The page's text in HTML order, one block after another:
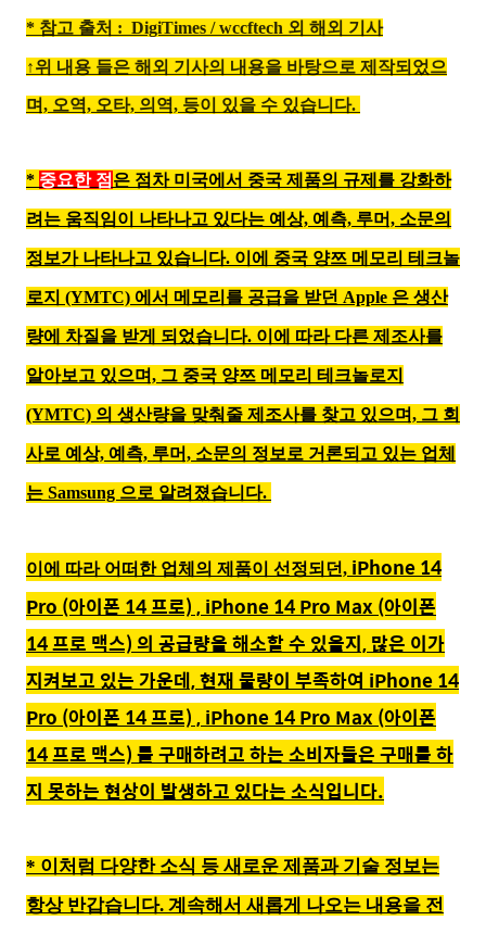
* 참고 출처 : DigiTimes / wccftech 외 해외 기사
↑위 내용 들은 해외 기사의 내용을 바탕으로 제작되었으
며, 오역, 오타, 의역, 등이 있을 수 있습니다.
* 중요한 점 은 점차 미국에서 중국 제품의 규제를 강화하
려는 움직임이 나타나고 있다는 예상, 예측, 루머, 소문의
정보가 나타나고 있습니다. 이에 중국 양쯔 메모리 테크놀
로지 (YMTC) 에서 메모리를 공급을 받던 Apple 은 생산
량에 차질을 받게 되었습니다. 이에 따라 다른 제조사를
알아보고 있으며, 그 중국 양쯔 메모리 테크놀로지
(YMTC) 의 생산량을 맞춰줄 제조사를 찾고 있으며, 그 회
사로 예상, 예측, 루머, 소문의 정보로 거론되고 있는 업체
는 Samsung 으로 알려졌습니다.
이에 따라 어떠한 업체의 제품이 선정되던, iPhone 14
Pro (아이폰 14 프로) ,iPhone 14 Pro Max (아이폰
14 프로 맥스) 의 공급량을 해소할 수 있을지, 많은 이가
지켜보고 있는 가운데, 현재 물량이 부족하여 iPhone 14
Pro (아이폰 14 프로) ,iPhone 14 Pro Max (아이폰
14 프로 맥스) 를 구매하려고 하는 소비자들은 구매를 하
지 못하는 현상이 발생하고 있다는 소식입니다.
* 이처럼 다양한 소식 등 새로운 제품과 기술 정보는
항상 반갑습니다. 계속해서 새롭게 나오는 내용을 전